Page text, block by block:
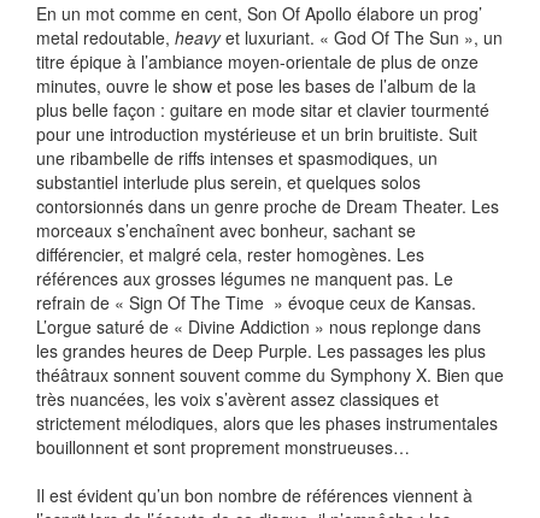
En un mot comme en cent, Son Of Apollo élabore un prog’
metal redoutable, heavyet luxuriant. « God Of The Sun », un
titre épique à l’ambiance moyen-orientale de plus de onze
minutes, ouvre le show et pose les bases de l’album de la
plus belle façon : guitare en mode sitar et clavier tourmenté
pour une introduction mystérieuse et un brin bruitiste. Suit
une ribambelle de riffs intenses et spasmodiques, un
substantiel interlude plus serein, et quelques solos
contorsionnés dans un genre proche de Dream Theater. Les
morceaux s’enchaînent avec bonheur, sachant se
différencier, et malgré cela, rester homogènes. Les
références aux grosses légumes ne manquent pas. Le
refrain de « Sign Of The Time » évoque ceux de Kansas.
L’orgue saturé de « Divine Addiction » nous replonge dans
les grandes heures de Deep Purple. Les passages les plus
théâtraux sonnent souvent comme du Symphony X. Bien que
très nuancées, les voix s’avèrent assez classiques et
strictement mélodiques, alors que les phases instrumentales
bouillonnent et sont proprement monstrueuses…
Il est évident qu’un bon nombre de références viennent à